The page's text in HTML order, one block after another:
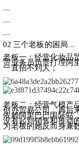
﹏
﹏
﹏
02 三个老板的困局﹏
老板一：经营化妆品
贸业务员负责打理阿
一直招不到人；
老板二：经营气模产
创办贸易公司，再后
依赖阿里巴巴国际站
没有起到销售和推动
为老板的她反而身兼